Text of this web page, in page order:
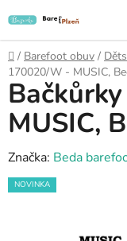
na
obsah
Domů
/ Barefoot obuv /
170020/W - MUSIC,
MUSIC,
Značka: Beda
NOVINKA